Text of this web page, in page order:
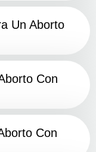
Un Aborto
Con
Con